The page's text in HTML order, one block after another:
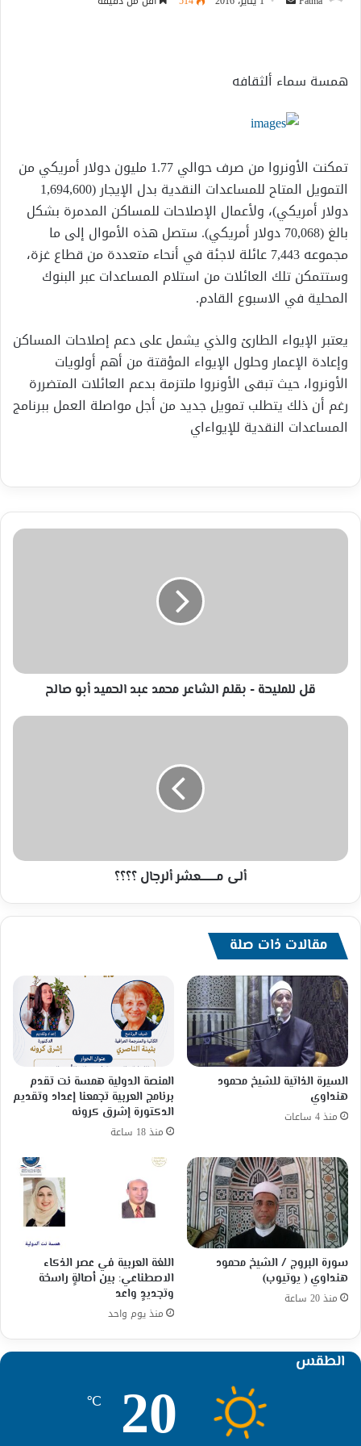
همسة سماء ألثقافه
تمكنت الأونروا من صرف حوالي 1.77 مليون دولار أمريكي من
التمويل المتاح للمساعدات النقدية بدل الإيجار (1,694,600
دولار أمريكي)، ولأعمال الإصلاحات للمساكن المدمرة بشكل
بالغ (70,068 دولار أمريكي). ستصل هذه الأموال إلى ما
مجموعه 7,443 عائلة لاجئة في أنحاء متعددة من قطاع غزة،
وستتمكن تلك العائلات من استلام المساعداتعبر البنوك
المحلية في الاسبوع القادم.
يعتبر الإيواء الطارئ والذي يشمل على دعم إصلاحات المساكن
وإعادة الإعمار وحلول الإيواء المؤقتة من أهم أولويات
الأونروا، حيث تبقى الأونروا ملتزمة بدعم العائلات المتضررة
رغم أن ذلك يتطلب تمويل جديد من أجل مواصلة العمل ببرنامج
المساعدات النقدية للإيواءاي
قل
أبو
قل للمليحة - بقلم الشاعر محمد عبد الحميد أبو صالح
ألى
ألى مــــــــــعشر ألرجال ؟؟؟؟
مقالات ذات صلة
السيرة الذاتية للشيخ محمود
هنداوي
منذ 4 ساعات
المنصة الدولية همسة نت تقدم
برنامج العربية تجمعنا إعداد وتقديم
الدكتورة إشرق كرونه
منذ 18 ساعة
سورة البروج / الشيخ محمود
هنداوي ( يوتيوب)
منذ 20 ساعة
اللغة العربية في عصر الذكاء
الاصطناعي: بين أصالةٍ راسخة
وتجديدٍ واعد
منذ يوم واحد
الطقس 20
℃